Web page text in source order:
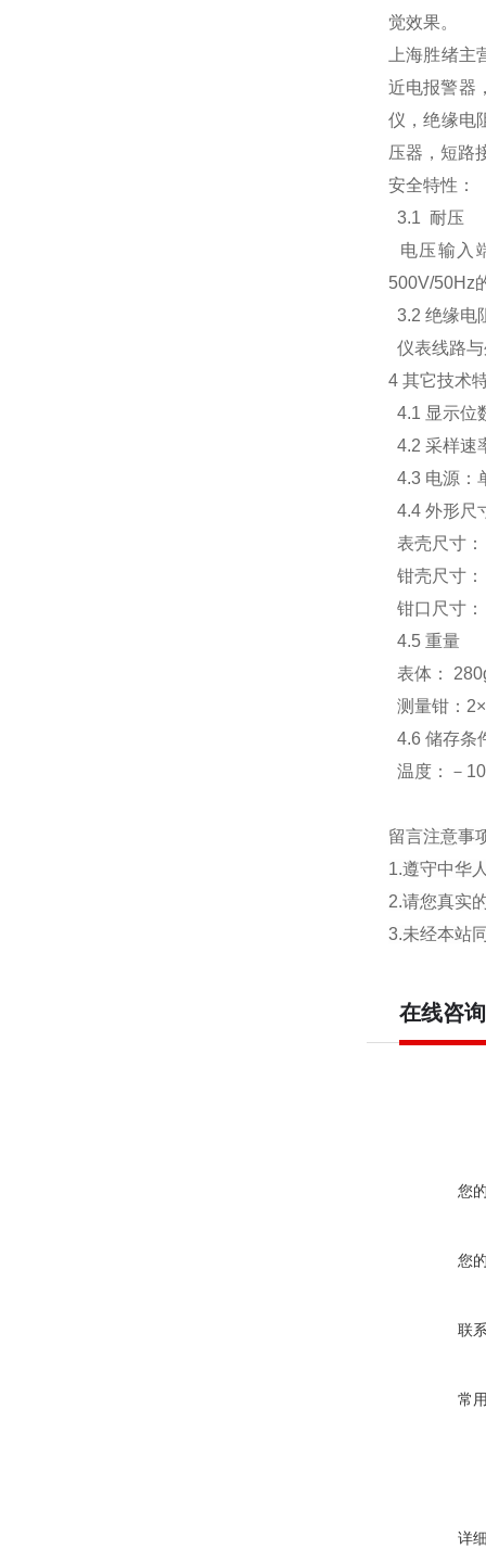
觉效果。
上海胜绪主
近电报警器
仪，绝缘电
压器，短路
安全特性：
3.1 耐压
电压输入
500V/50Hz
3.2 绝缘电
仪表线路
4 其它技术
4.1 显示位
4.2 采样速
4.3 电源：
4.4 外形尺
表壳尺寸
钳壳尺寸
钳口尺寸
4.5 重量
表体：
测量钳：
4.6 储存条
温度：－
留言注意事
1.遵守中华
2.请您真实
3.未经本站
在线咨询
您
您
联
常
详